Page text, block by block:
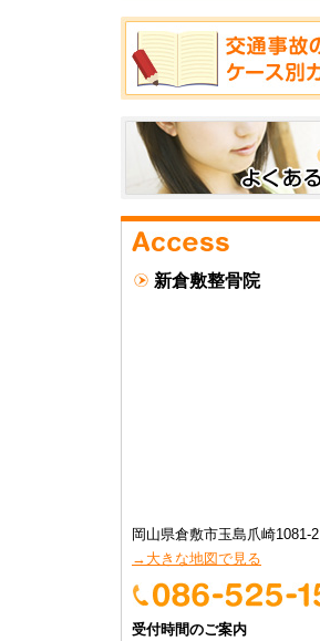
新倉敷整骨院
岡山県倉敷市玉島爪崎1081-2
→大きな地図で見る
受付時間のご案内